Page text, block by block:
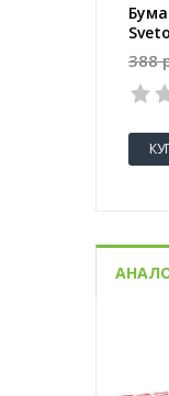
388